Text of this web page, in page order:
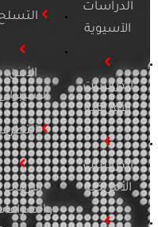
الدراسات
الآسيوية
الدراسات
الأفريقية
الدراسات
الأمريكية
التسلح
الأمن
السيبراني
التطرف
الإرهاب
والصراعات